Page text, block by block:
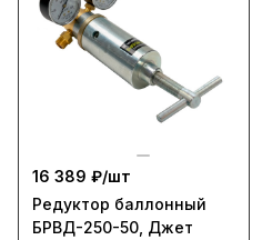
16 389 ₽/шт
Редуктор баллонный
БРВД-250-50, Джет